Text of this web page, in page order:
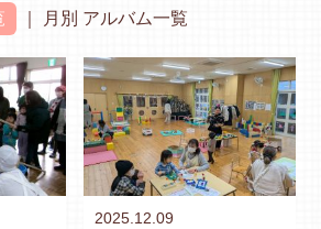
月別 アルバム一覧
2025.12.09